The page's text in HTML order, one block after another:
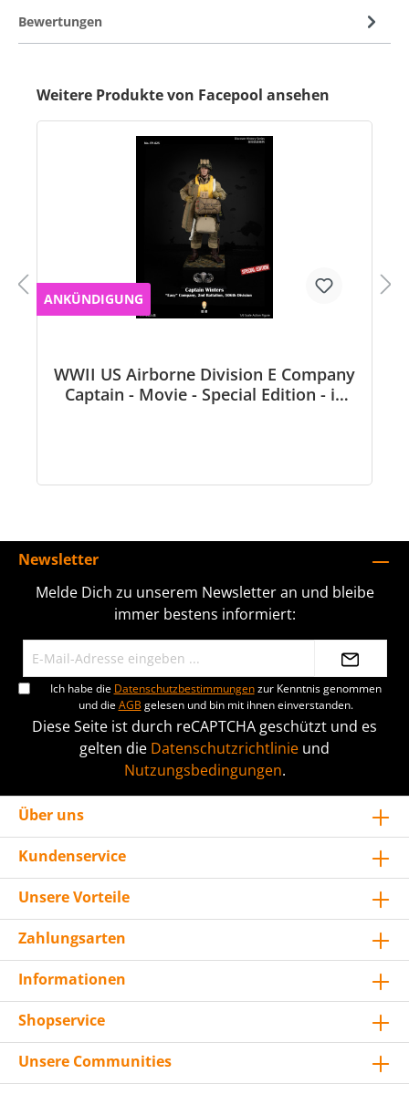
Bewertungen
Weitere Produkte von Facepool ansehen
ANKÜNDIGUNG
WWII US Airborne Division E Company
Captain - Movie - Special Edition - in
Newsletter
Melde Dich zu unserem Newsletter an und bleibe
immer bestens informiert:
Ich habe die Datenschutzbestimmungenzur Kenntnis genommen
und dieAGB gelesen und bin mit ihnen einverstanden.
Diese Seite ist durch reCAPTCHA geschützt und es
gelten die Datenschutzrichtlinie und
Nutzungsbedingungen.
Über uns
Kundenservice
Unsere Vorteile
Zahlungsarten
Informationen
Shopservice
Unsere Communities